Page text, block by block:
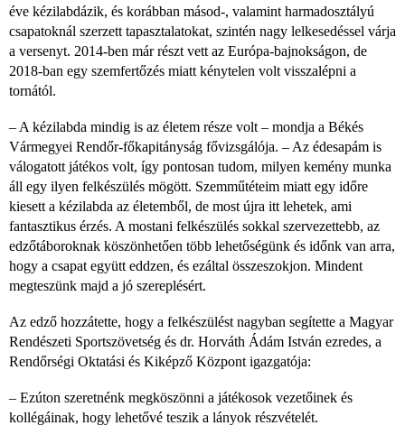
éve kézilabdázik, és korábban másod-, valamint harmadosztályú
csapatoknál szerzett tapasztalatokat, szintén nagy lelkesedéssel várja
a versenyt. 2014-ben már részt vett az Európa-bajnokságon, de
2018-ban egy szemfertőzés miatt kénytelen volt visszalépni a
tornától.
– A kézilabda mindig is az életem része volt – mondja a Békés
Vármegyei Rendőr-főkapitányság fővizsgálója. – Az édesapám is
válogatott játékos volt, így pontosan tudom, milyen kemény munka
áll egy ilyen felkészülés mögött. Szemműtéteim miatt egy időre
kiesett a kézilabda az életemből, de most újra itt lehetek, ami
fantasztikus érzés. A mostani felkészülés sokkal szervezettebb, az
edzőtáboroknak köszönhetően több lehetőségünk és időnk van arra,
hogy a csapat együtt eddzen, és ezáltal összeszokjon. Mindent
megteszünk majd a jó szereplésért.
Az edző hozzátette, hogy a felkészülést nagyban segítette a Magyar
Rendészeti Sportszövetség és dr. Horváth Ádám István ezredes, a
Rendőrségi Oktatási és Kiképző Központ igazgatója:
– Ezúton szeretnénk megköszönni a játékosok vezetőinek és
kollégáinak, hogy lehetővé teszik a lányok részvételét.